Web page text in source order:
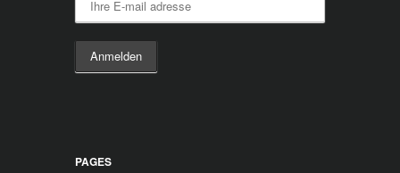
PAGES